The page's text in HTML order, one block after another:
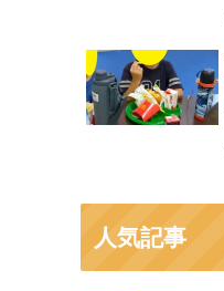
人気記事